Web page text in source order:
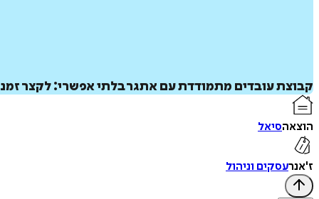
קבוצת עובדים מתמודדת עם אתגר בלתי אפשרי: לקצר
הוצאהסיאל
ז'אנרעסקים וניהול